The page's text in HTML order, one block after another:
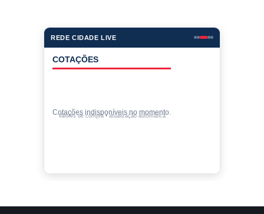
REDE CIDADE LIVE
COTAÇÕES
Cotações indisponíveis no momento.
Valores de compra • atualização automática